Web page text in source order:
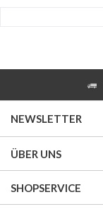
NEWSLETTER
ÜBER UNS
SHOPSERVICE